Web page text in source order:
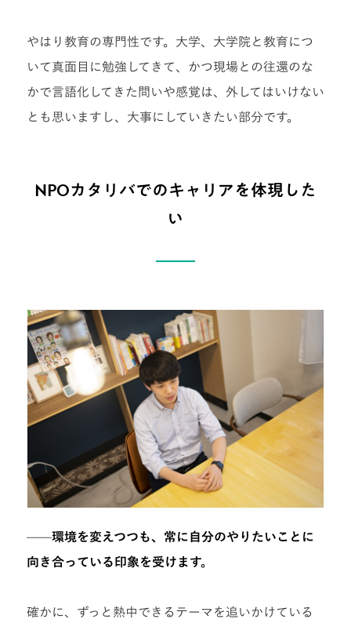
やはり教育の専門性です。大学、大学院と教育につ
いて真面目に勉強してきて、かつ現場との往還のな
かで言語化してきた問いや感覚は、外してはいけない
とも思いますし、大事にしていきたい部分です。
NPOカタリバでのキャリアを体現した
い
——環境を変えつつも、常に自分のやりたいことに
向き合っている印象を受けます。
確かに、ずっと熱中できるテーマを追いかけている